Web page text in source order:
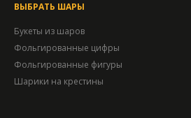
ВЫБРАТЬ ШАРЫ
Букеты из шаров
Фольгированные цифры
Фольгированные фигуры
Шарики на крестины